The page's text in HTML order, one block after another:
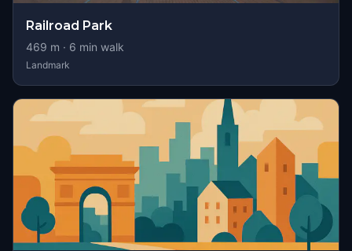
Railroad Park
469 m · 6 min walk
Landmark